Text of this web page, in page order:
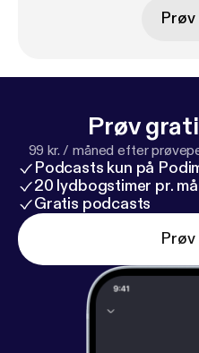
Prøv
99 kr. / måned efter
Podcasts kun på
20 lydbogstimer pr.
Gratis podcasts